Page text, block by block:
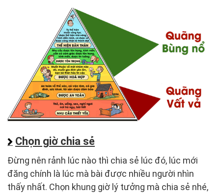
Chọn giờ chia sẻ
Đừng nên rảnh lúc nào thì chia sẻ lúc đó, lúc mới
đăng chính là lúc mà bài được nhiều người nhìn
thấy nhất. Chọn khung giờ lý tưởng mà chia sẻ nhé,